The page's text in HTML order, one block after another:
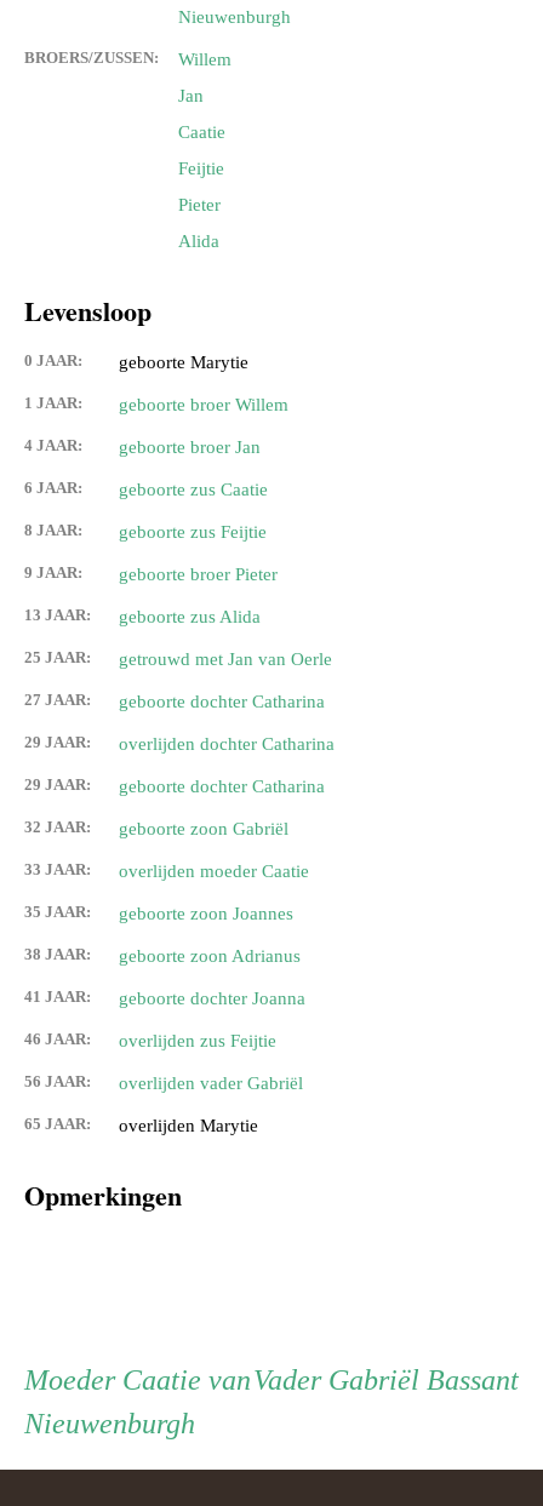
Nieuwenburgh
BROERS/ZUSSEN:
Willem
Jan
Caatie
Feijtie
Pieter
Alida
Levensloop
0 JAAR: geboorte Marytie
1 JAAR: geboorte broer Willem
4 JAAR: geboorte broer Jan
6 JAAR: geboorte zus Caatie
8 JAAR: geboorte zus Feijtie
9 JAAR: geboorte broer Pieter
13 JAAR: geboorte zus Alida
25 JAAR: getrouwd met Jan van Oerle
27 JAAR: geboorte dochter Catharina
29 JAAR: overlijden dochter Catharina
29 JAAR: geboorte dochter Catharina
32 JAAR: geboorte zoon Gabriël
33 JAAR: overlijden moeder Caatie
35 JAAR: geboorte zoon Joannes
38 JAAR: geboorte zoon Adrianus
41 JAAR: geboorte dochter Joanna
46 JAAR: overlijden zus Feijtie
56 JAAR: overlijden vader Gabriël
65 JAAR: overlijden Marytie
Opmerkingen
Persoon
ouder
Vader Vader
Gabriël Bassant
Moeder Moeder
Caatie van
Nieuwenburgh